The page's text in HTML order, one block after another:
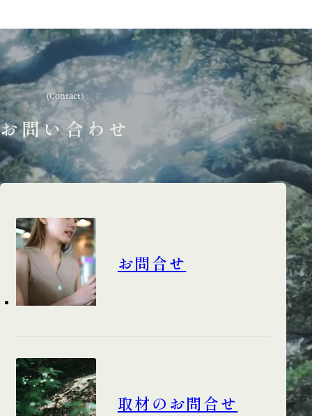
お問い合わせ
(Contact)
お問合せ
取材のお問合せ